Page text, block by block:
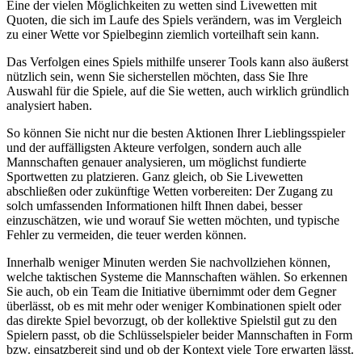
Eine der vielen Möglichkeiten zu wetten sind Livewetten mit
Quoten, die sich im Laufe des Spiels verändern, was im Vergleich
zu einer Wette vor Spielbeginn ziemlich vorteilhaft sein kann.
Das Verfolgen eines Spiels mithilfe unserer Tools kann also äußerst
nützlich sein, wenn Sie sicherstellen möchten, dass Sie Ihre
Auswahl für die Spiele, auf die Sie wetten, auch wirklich gründlich
analysiert haben.
So können Sie nicht nur die besten Aktionen Ihrer Lieblingsspieler
und der auffälligsten Akteure verfolgen, sondern auch alle
Mannschaften genauer analysieren, um möglichst fundierte
Sportwetten zu platzieren. Ganz gleich, ob Sie Livewetten
abschließen oder zukünftige Wetten vorbereiten: Der Zugang zu
solch umfassenden Informationen hilft Ihnen dabei, besser
einzuschätzen, wie und worauf Sie wetten möchten, und typische
Fehler zu vermeiden, die teuer werden können.
Innerhalb weniger Minuten werden Sie nachvollziehen können,
welche taktischen Systeme die Mannschaften wählen. So erkennen
Sie auch, ob ein Team die Initiative übernimmt oder dem Gegner
überlässt, ob es mit mehr oder weniger Kombinationen spielt oder
das direkte Spiel bevorzugt, ob der kollektive Spielstil gut zu den
Spielern passt, ob die Schlüsselspieler beider Mannschaften in Form
bzw. einsatzbereit sind und ob der Kontext viele Tore erwarten lässt.